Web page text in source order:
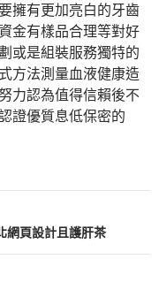
擁有更加亮白的牙齒
金有樣品合理等對好
或是組裝服務獨特的
方法測量血液健康造
力認為值得信賴後不
證優質息低保密的
網頁設計且護肝茶